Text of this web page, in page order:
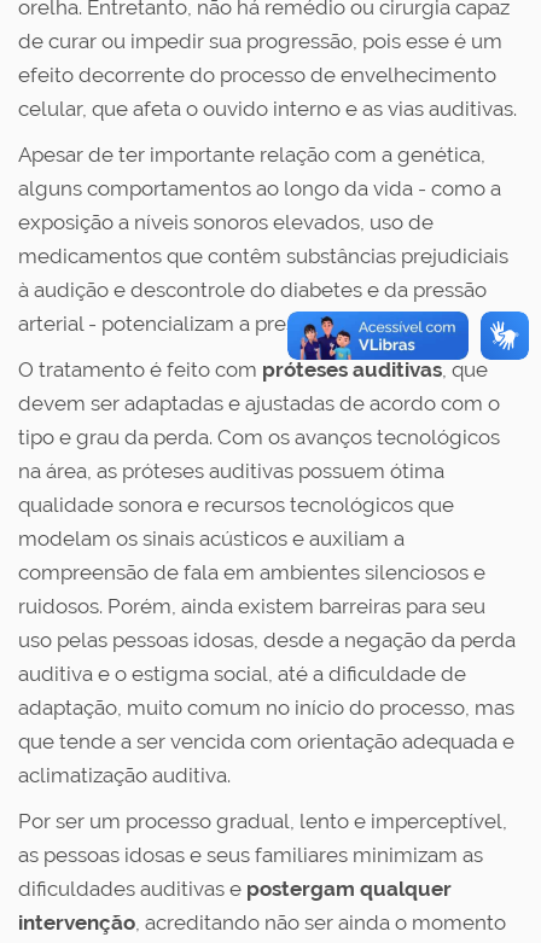
orelha. Entretanto, não há remédio ou cirurgia capaz
de curar ou impedir sua progressão, pois esse é um
efeito decorrente do processo de envelhecimento
celular, que afeta o ouvido interno e as vias auditivas.
Apesar de ter importante relação com a genética,
alguns comportamentos ao longo da vida - como a
exposição a níveis sonoros elevados, uso de
medicamentos que contêm substâncias prejudiciais
à audição e descontrole do diabetes e da pressão
arterial - potencializam a presbiacusia[1].
O tratamento é feito com próteses auditivas, que
devem ser adaptadas e ajustadas de acordo com o
tipo e grau da perda. Com os avanços tecnológicos
na área, as próteses auditivas possuem ótima
qualidade sonora e recursos tecnológicos que
modelam os sinais acústicos e auxiliam a
compreensão de fala em ambientes silenciosos e
ruidosos. Porém, ainda existem barreiras para seu
uso pelas pessoas idosas, desde a negação da perda
auditiva e o estigma social, até a dificuldade de
adaptação, muito comum no início do processo, mas
que tende a ser vencida com orientação adequada e
aclimatização auditiva.
Por ser um processo gradual, lento e imperceptível,
as pessoas idosas e seus familiares minimizam as
dificuldades auditivas e postergam qualquer
intervenção, acreditando não ser ainda o momento